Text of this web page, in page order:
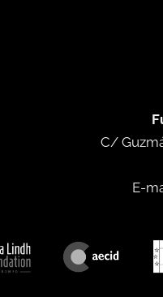
C/
E-